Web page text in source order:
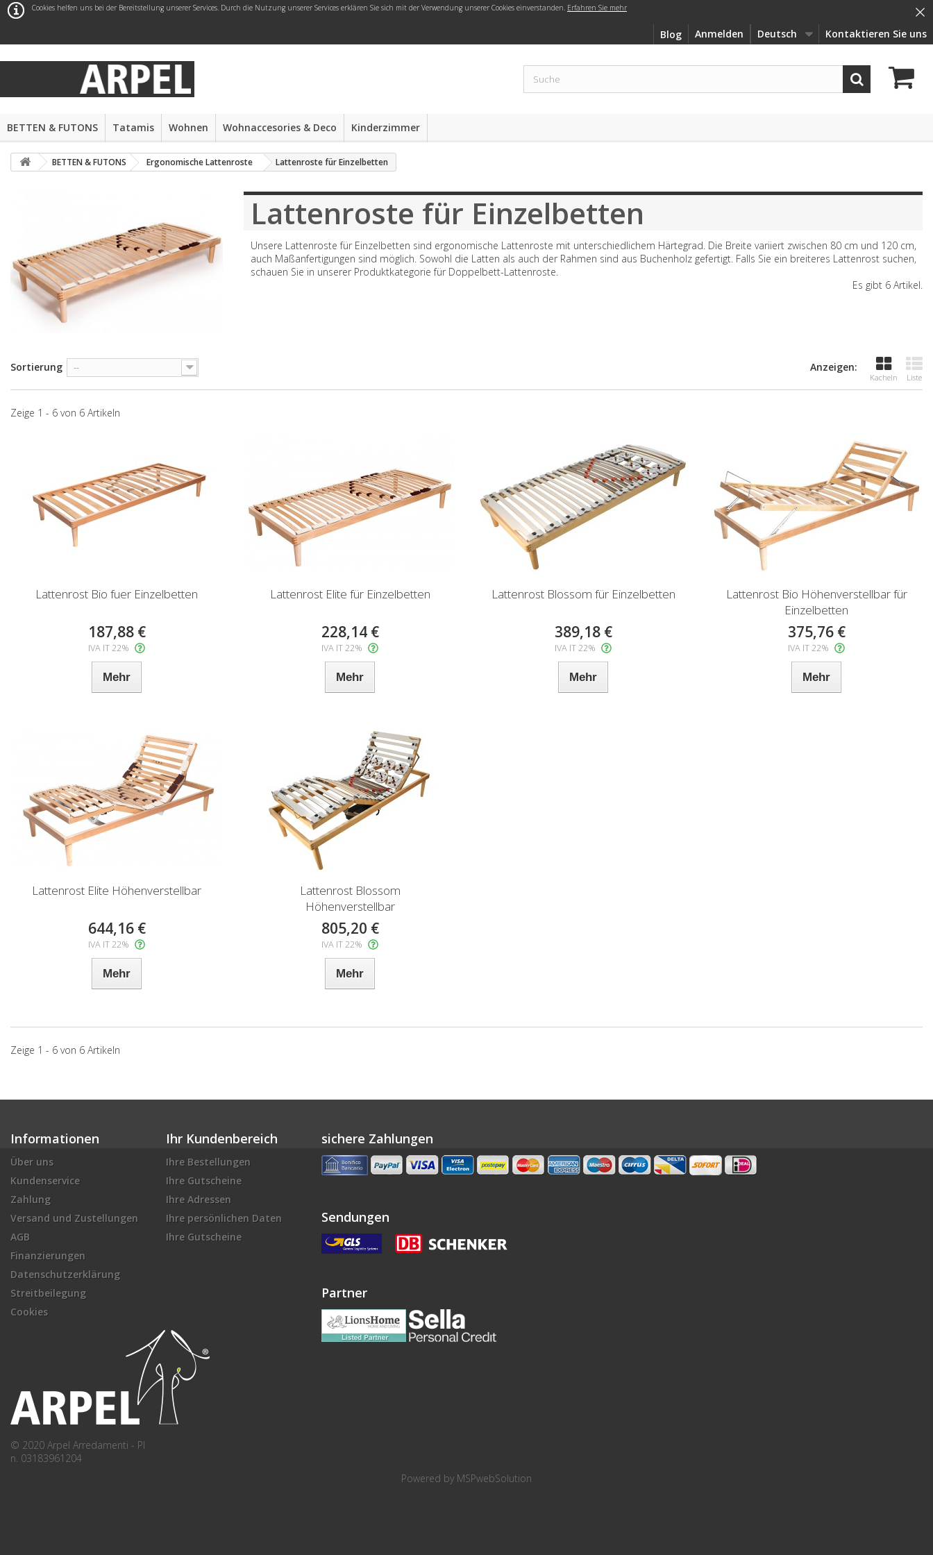
Kontaktieren Sie uns
Deutsch
Anmelden
Blog
×
Cookies helfen uns bei der Bereitstellung unserer Services. Durch die Nutzung unserer Services erklären Sie sich mit der Verwendung unserer Cookies einverstanden. Erfahren Sie mehr
BETTEN & FUTONS Tatamis Wohnen Wohnaccesories & Deco Kinderzimmer
BETTEN & FUTONS Ergonomische Lattenroste Lattenroste für Einzelbetten
Lattenroste für Einzelbetten
Unsere Lattenroste für Einzelbetten sind ergonomische Lattenroste mit unterschiedlichem Härtegrad. Die Breite variiert zwischen 80 cm und 120 cm,
auch Maßanfertigungen sind möglich. Sowohl die Latten als auch der Rahmen sind aus Buchenholz gefertigt. Falls Sie ein breiteres Lattenrost suchen,
schauen Sie in unserer Produktkategorie für Doppelbett-Lattenroste.
Es gibt 6 Artikel.
Anzeigen:
Kacheln Liste
Sortierung --
Zeige 1 - 6 von 6 Artikeln
Lattenrost Bio fuer Einzelbetten
187,88 €
IVA IT 22%
Mehr
Lattenrost Elite für Einzelbetten
228,14 €
IVA IT 22%
Mehr
Lattenrost Blossom für Einzelbetten
389,18 €
IVA IT 22%
Mehr
Lattenrost Bio Höhenverstellbar für
Einzelbetten
375,76 €
IVA IT 22%
Mehr
Lattenrost Elite Höhenverstellbar
644,16 €
IVA IT 22%
Mehr
Lattenrost Blossom
Höhenverstellbar
805,20 €
IVA IT 22%
Mehr
Zeige 1 - 6 von 6 Artikeln
Informationen
Über uns
Kundenservice
Zahlung
Versand und Zustellungen
AGB
Finanzierungen
Datenschutzerklärung
Streitbeilegung
Cookies
© 2020 Arpel Arredamenti - PI
n. 03183961204
Ihr Kundenbereich
Ihre Bestellungen
Ihre Gutscheine
Ihre Adressen
Ihre persönlichen Daten
Ihre Gutscheine
sichere Zahlungen
Sendungen
Partner
Powered by MSPwebSolution